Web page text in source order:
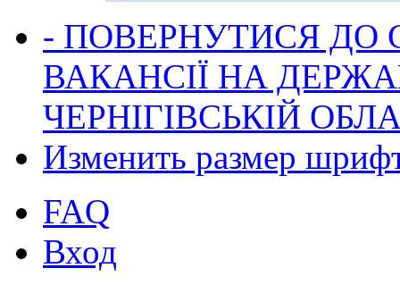
- ПОВЕРНУТИСЯ ДО
ВАКАНСІЇ НА
ЧЕРНІГІВСЬКІЙ
Изменить размер
FAQ
Вход